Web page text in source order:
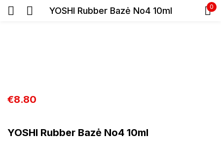
YOSHI Rubber Bazė No4 10ml 0
€8.80
YOSHI Rubber Bazė No4 10ml
Pamiršote slaptažodį?